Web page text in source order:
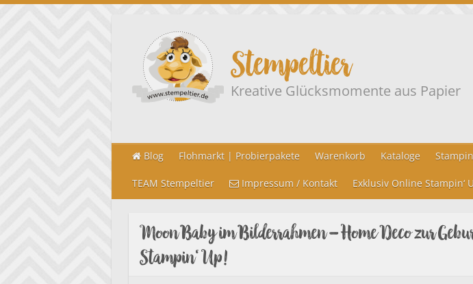
Stempeltier
Kreative Glücksmomente aus Papier
Blog Flohmarkt | Probierpakete Warenkorb Kataloge
TEAM Stempeltier Impressum / Kontakt Exklusiv Online Stampin‘
Moon Baby im Bilderrahmen – Home Deco zur
Stampin‘ Up!